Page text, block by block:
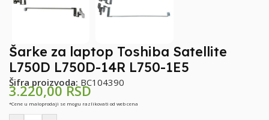
Šarke za laptop Toshiba Satellite
L750D L750D-14R L750-1E5
Šifra proizvoda: BC104390
3.220,00RSD
*Cene u maloprodaji se mogu razlikovati od web cena